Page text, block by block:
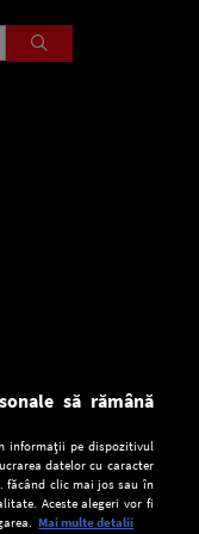
smartphone:
să rămână
informații pe dispozitivul
datelor cu caracter
făcând clic mai jos sau în
Aceste alegeri vor fi
Mai multe detalii